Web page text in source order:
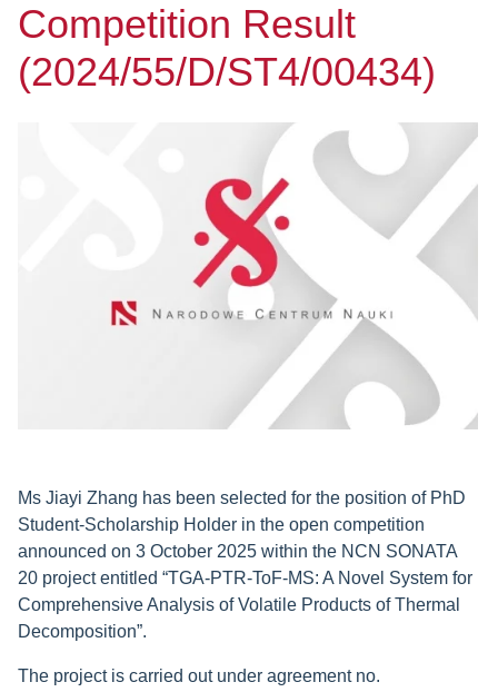
Competition Result
(2024/55/D/ST4/00434)
Ms Jiayi Zhang has been selected for the position of PhD
Student-Scholarship Holder in the open competition
announced on 3 October 2025 within the NCN SONATA
20 project entitled “TGA-PTR-ToF-MS: A Novel System for
Comprehensive Analysis of Volatile Products of Thermal
Decomposition”.
The project is carried out under agreement no.